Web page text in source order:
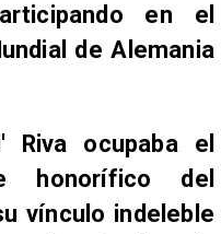
en el
de Alemania
Riva ocupaba el
honorífico del
vínculo indeleble